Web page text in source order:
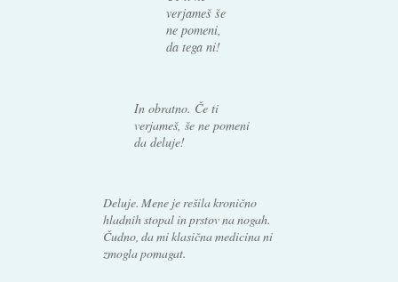
verjameš še
ne pomeni,
da tega ni!
In obratno. Če ti
verjameš, še ne pomeni
da deluje!
Deluje. Mene je rešila kronično
hladnih stopal in prstov na nogah.
Čudno, da mi klasična medicina ni
zmogla pomagat.